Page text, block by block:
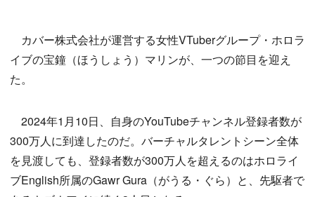
カバー株式会社が運営する女性VTuberグループ・ホロラ
イブの宝鐘（ほうしょう）マリンが、一つの節目を迎え
た。
2024年1月10日、自身のYouTubeチャンネル登録者数が
300万人に到達したのだ。バーチャルタレントシーン全体
を見渡しても、登録者数が300万人を超えるのはホロライ
ブEnglish所属のGawr Gura（がうる・ぐら）と、先駆者で